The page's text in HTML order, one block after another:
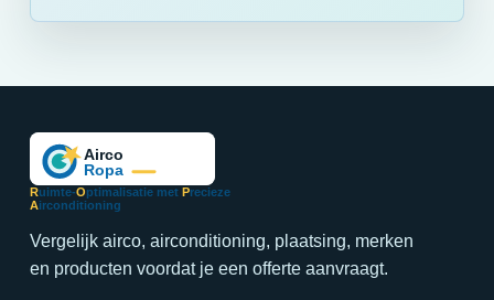
Ruimte-Optimalisatie met Precieze
Airconditioning
Vergelijk airco, airconditioning, plaatsing, merken
en producten voordat je een offerte aanvraagt.